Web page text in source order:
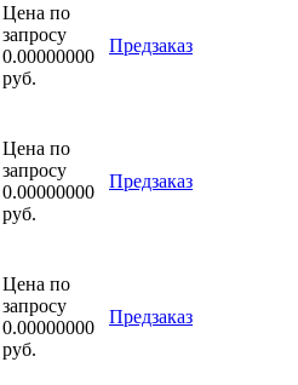
Цена по
запросу
0.00000000
руб.
Предзаказ
Цена по
запросу
0.00000000
руб.
Предзаказ
Цена по
запросу
0.00000000
руб.
Предзаказ